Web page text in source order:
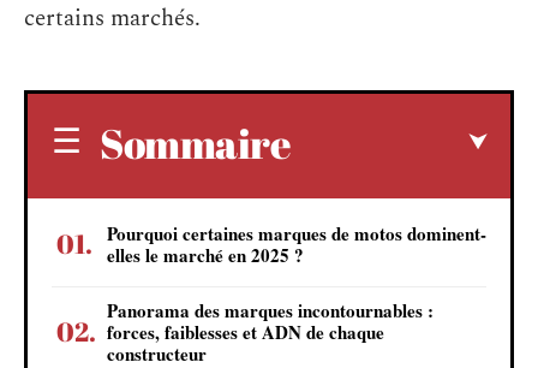
certains marchés.
Sommaire
Pourquoi certaines marques de motos dominent-
elles le marché en 2025 ?
Panorama des marques incontournables :
forces, faiblesses et ADN de chaque
constructeur